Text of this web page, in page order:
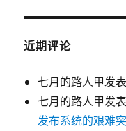
近期评论
七月的路人甲发
七月的路人甲发
发布系统的艰难